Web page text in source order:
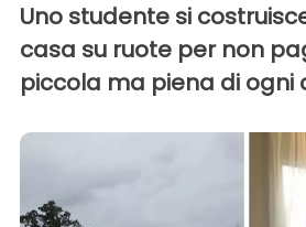
Uno studente si
casa su ruote per non
piccola ma piena di ogni